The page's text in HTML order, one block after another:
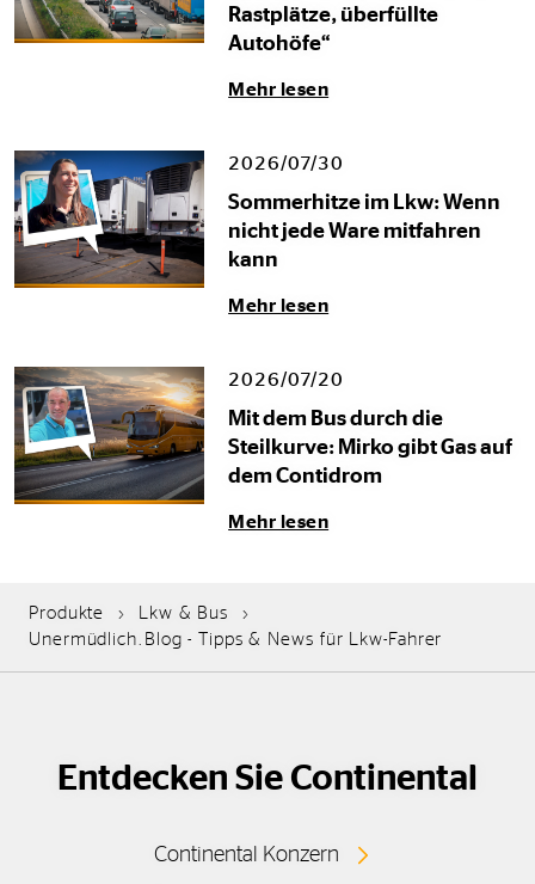
Rastplätze, überfüllte
Autohöfe“
Mehr lesen
2026/07/30
Sommerhitze im Lkw: Wenn
nicht jede Ware mitfahren
kann
Mehr lesen
2026/07/20
Mit dem Bus durch die
Steilkurve: Mirko gibt Gas auf
dem Contidrom
Mehr lesen
Produkte
Lkw & Bus
Unermüdlich.Blog - Tipps & News für Lkw-Fahrer
Entdecken Sie Continental
Continental Konzern